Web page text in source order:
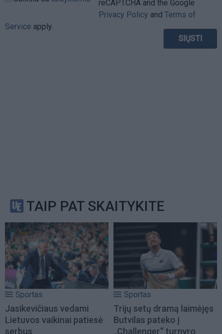
reCAPTCHA and the Google
Privacy Policy and Terms of
Service apply.
TAIP PAT SKAITYKITE
Sportas
Jasikevičiaus vedami
Lietuvos vaikinai patiesė
serbus
Sportas
Trijų setų dramą laimėjęs
Butvilas pateko į
„Challenger“ turnyro